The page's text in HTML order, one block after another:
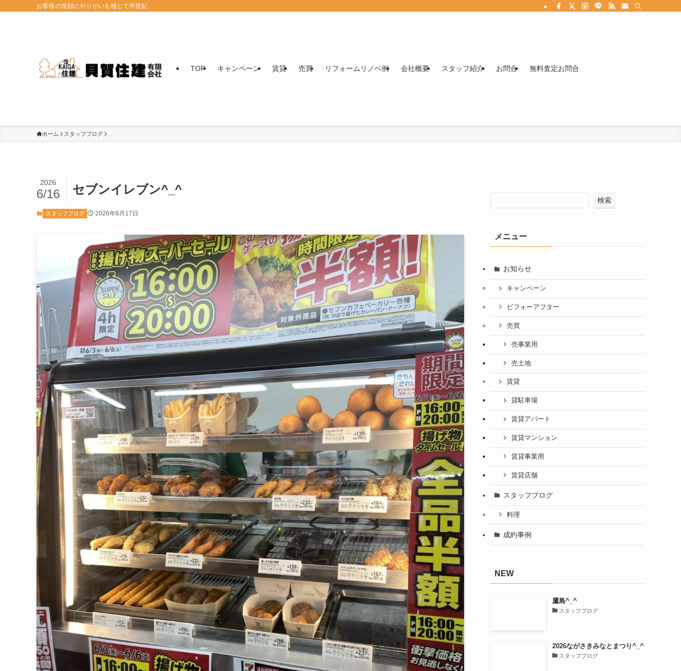
お客様の笑顔にやりがいを感じて半世紀
TOP キャンペーン 賃貸 売買 リフォームリノベ例 会社概要 スタッフ紹介 お問合 無料査定お問合
ホーム スタッフブログ
セブンイレブン^_^
2026
6/16
スタッフブログ 2026年6月17日
検索
メニュー
お知らせ
キャンペーン
ビフォーアフター
売買
売事業用
売土地
賃貸
貸駐車場
賃貸アパート
賃貸マンション
賃貸事業用
賃貸店舗
スタッフブログ
料理
成約事例
NEW
鷹島^_^
スタッフブログ
2026ながさきみなとまつり^_^
スタッフブログ